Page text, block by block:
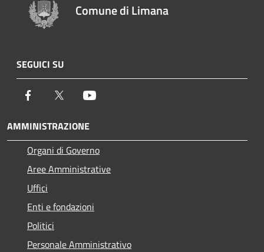
Comune di Limana
SEGUICI SU
Facebook Twitter
AMMINISTRAZIONE
Organi di Governo
Aree Amministrative
Uffici
Enti e fondazioni
Politici
Personale Amministrativo